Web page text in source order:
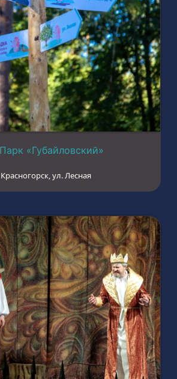
«Губайловский»
Красногорск, ул. Лесная